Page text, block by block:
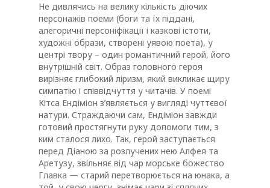
Не дивлячись на велику кількість діючих
персонажів поеми (боги та їх піддані,
алегоричні персоніфікації і казкові істоти,
художні образи, створені уявою поета), у
центрі твору – один романтичний герой, його
внутрішній світ. Образ головного героя
вирізняє глибокий ліризм, який викликає щиру
симпатію і співвідчуття у читачів. У поемі
Кітса Ендіміон з’являється у вигляді чуттєвої
натури. Страждаючи сам, Ендіміон завжди
готовий простягнути руку допомоги тим, з
ким сталося лихо. Так, герой заступається
перед Діаною за розлучених нею Алфея та
Аретузу, звільняє від чар морське божество
Главка — старий перетворюється на юнака, а